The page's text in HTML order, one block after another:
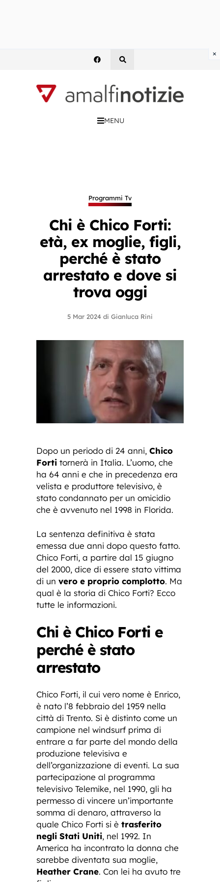
MENU
Programmi Tv
Chi è Chico Forti:
età, ex moglie, figli,
perché è stato
arrestato e dove si
trova oggi
5 Mar 2024 di Gianluca Rini
Dopo un periodo di 24 anni, Chico
Forti tornerà in Italia. L’uomo, che
ha 64 anni e che in precedenza era
velista e produttore televisivo, è
stato condannato per un omicidio
che è avvenuto nel 1998 in Florida.
La sentenza definitiva è stata
emessa due anni dopo questo fatto.
Chico Forti, a partire dal 15 giugno
del 2000, dice di essere stato vittima
di un vero e proprio complotto. Ma
qual è la storia di Chico Forti? Ecco
tutte le informazioni.
Chi è Chico Forti e
perché è stato
arrestato
Chico Forti, il cui vero nome è Enrico,
è nato l’8 febbraio del 1959 nella
città di Trento. Si è distinto come un
campione nel windsurf prima di
entrare a far parte del mondo della
produzione televisiva e
dell’organizzazione di eventi. La sua
partecipazione al programma
televisivo Telemike, nel 1990, gli ha
permesso di vincere un’importante
somma di denaro, attraverso la
quale Chico Forti si è trasferito
negli Stati Uniti, nel 1992. In
America ha incontrato la donna che
sarebbe diventata sua moglie,
Heather Crane. Con lei ha avuto tre
×